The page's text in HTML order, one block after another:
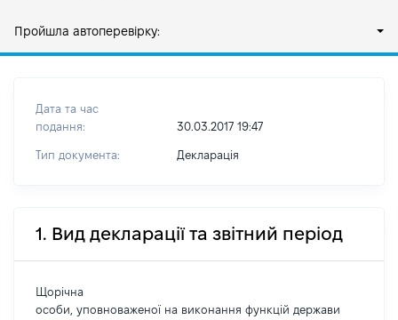
Пройшла автоперевірку:
Дата та час
подання:
30.03.2017 19:47
Тип документа: Декларація
1. Вид декларації та звітний період
Щорічна
особи, уповноваженої на виконання функцій держави